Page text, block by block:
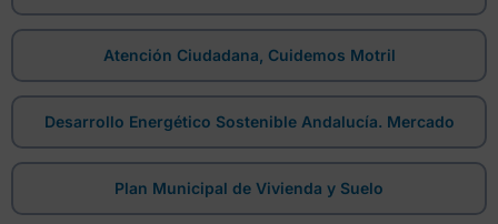
Atención Ciudadana, Cuidemos Motril
Desarrollo Energético Sostenible Andalucía. Mercado
Plan Municipal de Vivienda y Suelo